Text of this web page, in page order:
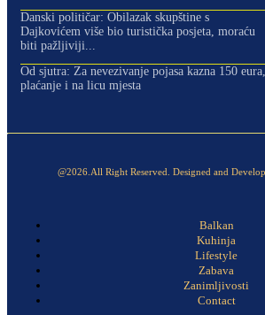
Danski političar: Obilazak skupštine s
Dajkovićem više bio turistička posjeta, moraću
biti pažljiviji...
Od sjutra: Za nevezivanje pojasa kazna 150 eura,
plaćanje i na licu mjesta
@2026.All Right Reserved. Designed and
Balkan
Kuhinja
Lifestyle
Zabava
Zanimljivosti
Contact